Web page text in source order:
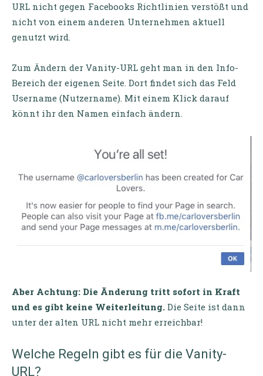
URL nicht gegen Facebooks Richtlinien verstößt und
nicht von einem anderen Unternehmen aktuell
genutzt wird.
Zum Ändern der Vanity-URL geht man in den Info-
Bereich der eigenen Seite. Dort findet sich das Feld
Username (Nutzername). Mit einem Klick darauf
könnt ihr den Namen einfach ändern.
Aber Achtung: Die Änderung tritt sofort in Kraft
und es gibt keine Weiterleitung. Die Seite ist dann
unter der alten URL nicht mehr erreichbar!
Welche Regeln gibt es für die Vanity-
URL?